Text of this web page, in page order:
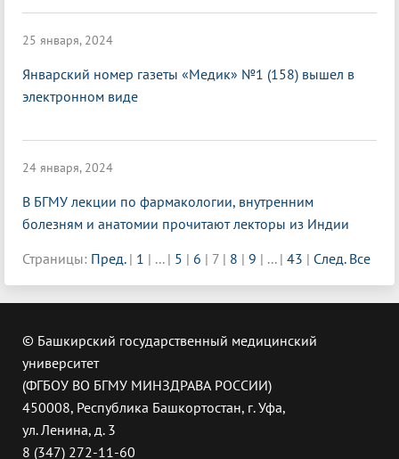
25 января, 2024
Январский номер газеты «Медик» №1 (158) вышел в
электронном виде
24 января, 2024
В БГМУ лекции по фармакологии, внутренним
болезням и анатомии прочитают лекторы из Индии
Страницы: Пред. | 1 | ... | 5 | 6 | 7 | 8 | 9 | ... | 43 | След. Все
© Башкирский государственный медицинский
университет
(ФГБОУ ВО БГМУ МИНЗДРАВА РОССИИ)
450008, Республика Башкортостан, г. Уфа,
ул. Ленина, д. 3
8 (347) 272-11-60